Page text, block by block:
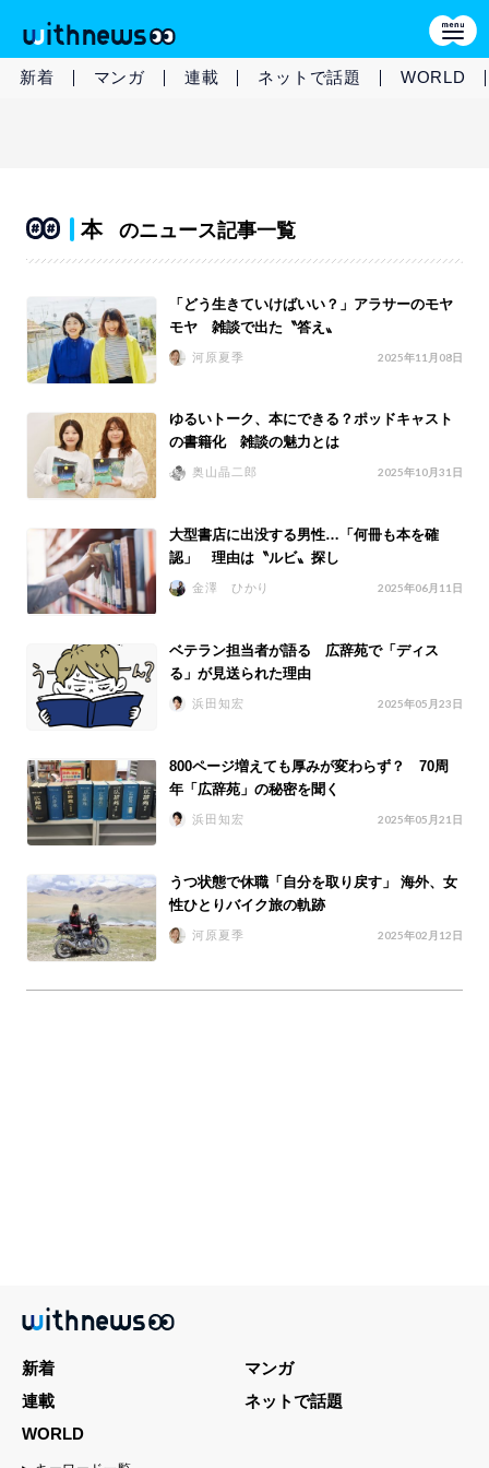
新着 マンガ 連載 ネットで話題 WORLD
本 のニュース記事一覧
「どう生きていけばいい？」アラサーのモヤ
モヤ 雑談で出た〝答え〟
河原夏季 2025年11月08日
ゆるいトーク、本にできる？ポッドキャスト
の書籍化 雑談の魅力とは
奥山晶二郎 2025年10月31日
大型書店に出没する男性…「何冊も本を確
認」 理由は〝ルビ〟探し
金澤 ひかり 2025年06月11日
ベテラン担当者が語る 広辞苑で「ディス
る」が見送られた理由
浜田知宏 2025年05月23日
800ページ増えても厚みが変わらず？ 70周
年「広辞苑」の秘密を聞く
浜田知宏 2025年05月21日
うつ状態で休職「自分を取り戻す」 海外、女
性ひとりバイク旅の軌跡
河原夏季 2025年02月12日
新着
マンガ
連載
ネットで話題
WORLD